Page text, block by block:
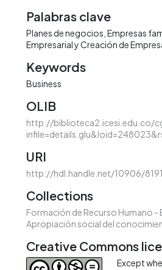
Palabras clave
Planes de negocios Empresas
Empresarial y Creación de
Keywords
Business
OLIB
http://biblioteca2.icesi.edu.co/
URI
http://hdl.handle.net/10906/
Collections
Formación de Recurso Humano -
Apropiación social del
Creative Commons
Except